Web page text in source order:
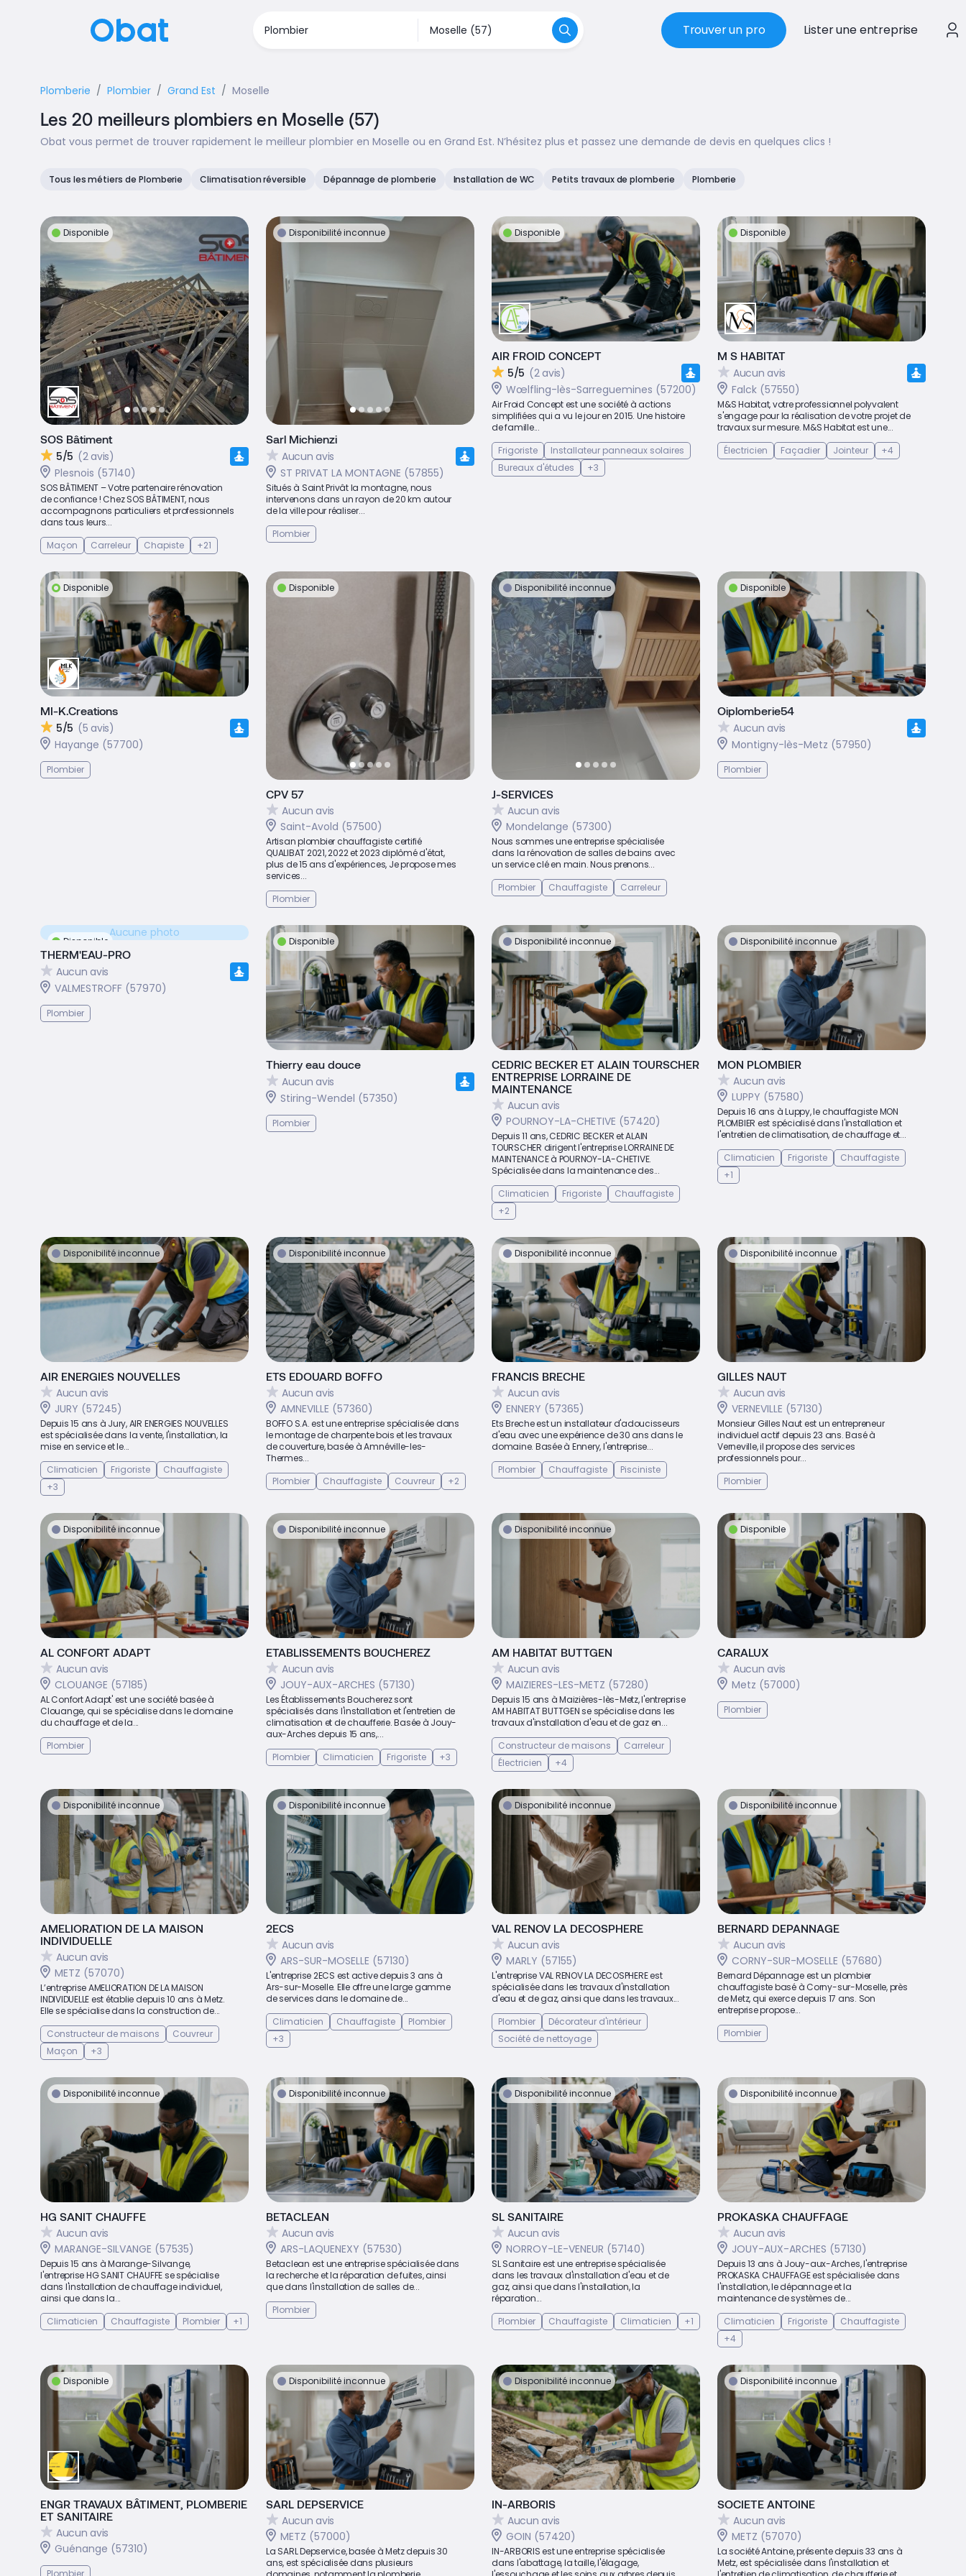
Trouver un pro Lister une entreprise
Plomberie Plombier Grand Est Moselle
Les 20 meilleurs plombiers en Moselle (57)
Obat vous permet de trouver rapidement le meilleur plombier en Moselle ou en Grand Est. N’hésitez plus et passez une demande de devis en quelques clics !
Tous les métiers de Plomberie Climatisation réversible Dépannage de plomberie Installation de WC Petits travaux de plomberie Plomberie
Disponible
SOS Bâtiment
5/5 (2 avis)
Plesnois (57140)
SOS BÂTIMENT – Votre partenaire rénovation
de confiance ! Chez SOS BÂTIMENT, nous
accompagnons particuliers et professionnels
dans tous leurs...
Maçon
Carreleur Chapiste +21
Disponibilité inconnue
Sarl Michienzi
Aucun avis
ST PRIVAT LA MONTAGNE (57855)
Situés à Saint Privât la montagne, nous
intervenons dans un rayon de 20 km autour
de la ville pour réaliser...
Plombier
Disponible
AIR FROID CONCEPT
5/5 (2 avis)
Wœlfling-lès-Sarreguemines (57200)
Air Froid Concept est une société à actions
simplifiées qui a vu le jour en 2015. Une histoire
de famille...
Frigoriste
Installateur panneaux solaires
Bureaux d'études
+3
Disponible
M S HABITAT
Aucun avis
Falck (57550)
M&S Habitat, votre professionnel polyvalent
s'engage pour la réalisation de votre projet de
travaux sur mesure. M&S Habitat est une...
Électricien
Façadier Jointeur +4
Disponible
MI-K.Creations
5/5 (5 avis)
Hayange (57700)
Plombier
Disponible
CPV 57
Aucun avis
Saint-Avold (57500)
Artisan plombier chauffagiste certifié
QUALIBAT 2021, 2022 et 2023 diplômé d'état,
plus de 15 ans d'expériences, Je propose mes
services...
Plombier
Disponibilité inconnue
J-SERVICES
Aucun avis
Mondelange (57300)
Nous sommes une entreprise spécialisée
dans la rénovation de salles de bains avec
un service clé en main. Nous prenons...
Plombier
Chauffagiste Carreleur
Disponible
Oiplomberie54
Aucun avis
Montigny-lès-Metz (57950)
Plombier
Disponible
Aucune photo
THERM'EAU-PRO
Aucun avis
VALMESTROFF (57970)
Plombier
Disponible
Thierry eau douce
Aucun avis
Stiring-Wendel (57350)
Plombier
Disponibilité inconnue
CEDRIC BECKER ET ALAIN TOURSCHER
ENTREPRISE LORRAINE DE
MAINTENANCE
Aucun avis
POURNOY-LA-CHETIVE (57420)
Depuis 11 ans, CEDRIC BECKER et ALAIN
TOURSCHER dirigent l'entreprise LORRAINE DE
MAINTENANCE à POURNOY-LA-CHETIVE.
Spécialisée dans la maintenance des...
Climaticien
Frigoriste
Chauffagiste
+2
Disponibilité inconnue
MON PLOMBIER
Aucun avis
LUPPY (57580)
Depuis 16 ans à Luppy, le chauffagiste MON
PLOMBIER est spécialisé dans l'installation et
l'entretien de climatisation, de chauffage et...
Climaticien
Frigoriste
Chauffagiste
+1
Disponibilité inconnue
AIR ENERGIES NOUVELLES
Aucun avis
JURY (57245)
Depuis 15 ans à Jury, AIR ENERGIES NOUVELLES
est spécialisée dans la vente, l'installation, la
mise en service et le...
Climaticien
Frigoriste
Chauffagiste
+3
Disponibilité inconnue
ETS EDOUARD BOFFO
Aucun avis
AMNEVILLE (57360)
BOFFO S.A. est une entreprise spécialisée dans
le montage de charpente bois et les travaux
de couverture, basée à Amnéville-les-
Thermes...
Plombier
Chauffagiste Couvreur +2
Disponibilité inconnue
FRANCIS BRECHE
Aucun avis
ENNERY (57365)
Ets Breche est un installateur d'adoucisseurs
d'eau avec une expérience de 30 ans dans le
domaine. Basée à Ennery, l'entreprise...
Plombier
Chauffagiste Pisciniste
Disponibilité inconnue
GILLES NAUT
Aucun avis
VERNEVILLE (57130)
Monsieur Gilles Naut est un entrepreneur
individuel actif depuis 23 ans. Basé à
Verneville, il propose des services
professionnels pour...
Plombier
Disponibilité inconnue
AL CONFORT ADAPT
Aucun avis
CLOUANGE (57185)
AL Confort Adapt' est une société basée à
Clouange, qui se spécialise dans le domaine
du chauffage et de la...
Plombier
Disponibilité inconnue
ETABLISSEMENTS BOUCHEREZ
Aucun avis
JOUY-AUX-ARCHES (57130)
Les Établissements Boucherez sont
spécialisés dans l'installation et l'entretien de
climatisation et de chaufferie. Basée à Jouy-
aux-Arches depuis 15 ans,...
Plombier
Climaticien Frigoriste +3
Disponibilité inconnue
AM HABITAT BUTTGEN
Aucun avis
MAIZIERES-LES-METZ (57280)
Depuis 15 ans à Maizières-lès-Metz, l'entreprise
AM HABITAT BUTTGEN se spécialise dans les
travaux d'installation d'eau et de gaz en...
Constructeur de maisons
Carreleur
Électricien
+4
Disponible
CARALUX
Aucun avis
Metz (57000)
Plombier
Disponibilité inconnue
AMELIORATION DE LA MAISON
INDIVIDUELLE
Aucun avis
METZ (57070)
L’entreprise AMELIORATION DE LA MAISON
INDIVIDUELLE est établie depuis 10 ans à Metz.
Elle se spécialise dans la construction de...
Constructeur de maisons
Couvreur
Maçon
+3
Disponibilité inconnue
2ECS
Aucun avis
ARS-SUR-MOSELLE (57130)
L'entreprise 2ECS est active depuis 3 ans à
Ars-sur-Moselle. Elle offre une large gamme
de services dans le domaine de...
Climaticien
Chauffagiste
Plombier
+3
Disponibilité inconnue
VAL RENOV LA DECOSPHERE
Aucun avis
MARLY (57155)
L'entreprise VAL RENOV LA DECOSPHERE est
spécialisée dans les travaux d'installation
d'eau et de gaz, ainsi que dans les travaux...
Plombier
Décorateur d'intérieur
Société de nettoyage
Disponibilité inconnue
BERNARD DEPANNAGE
Aucun avis
CORNY-SUR-MOSELLE (57680)
Bernard Dépannage est un plombier
chauffagiste basé à Corny-sur-Moselle, près
de Metz, qui exerce depuis 17 ans. Son
entreprise propose...
Plombier
Disponibilité inconnue
HG SANIT CHAUFFE
Aucun avis
MARANGE-SILVANGE (57535)
Depuis 15 ans à Marange-Silvange,
l'entreprise HG SANIT CHAUFFE se spécialise
dans l'installation de chauffage individuel,
ainsi que dans la...
Climaticien
Chauffagiste Plombier +1
Disponibilité inconnue
BETACLEAN
Aucun avis
ARS-LAQUENEXY (57530)
Betaclean est une entreprise spécialisée dans
la recherche et la réparation de fuites, ainsi
que dans l'installation de salles de...
Plombier
Disponibilité inconnue
SL SANITAIRE
Aucun avis
NORROY-LE-VENEUR (57140)
SL Sanitaire est une entreprise spécialisée
dans les travaux d'installation d'eau et de
gaz, ainsi que dans l'installation, la
réparation...
Plombier
Chauffagiste Climaticien +1
Disponibilité inconnue
PROKASKA CHAUFFAGE
Aucun avis
JOUY-AUX-ARCHES (57130)
Depuis 13 ans à Jouy-aux-Arches, l'entreprise
PROKASKA CHAUFFAGE est spécialisée dans
l'installation, le dépannage et la
maintenance de systèmes de...
Climaticien
Frigoriste
Chauffagiste
+4
Disponible
ENGR TRAVAUX BÂTIMENT, PLOMBERIE
ET SANITAIRE
Aucun avis
Guénange (57310)
Plombier
Disponibilité inconnue
SARL DEPSERVICE
Aucun avis
METZ (57000)
La SARL Depservice, basée à Metz depuis 30
ans, est spécialisée dans plusieurs
Disponibilité inconnue
IN-ARBORIS
Aucun avis
GOIN (57420)
IN-ARBORIS est une entreprise spécialisée
dans l'abattage, la taille, l'élagage,
Disponibilité inconnue
SOCIETE ANTOINE
Aucun avis
METZ (57070)
La société Antoine, présente depuis 33 ans à
Metz, est spécialisée dans l'installation et